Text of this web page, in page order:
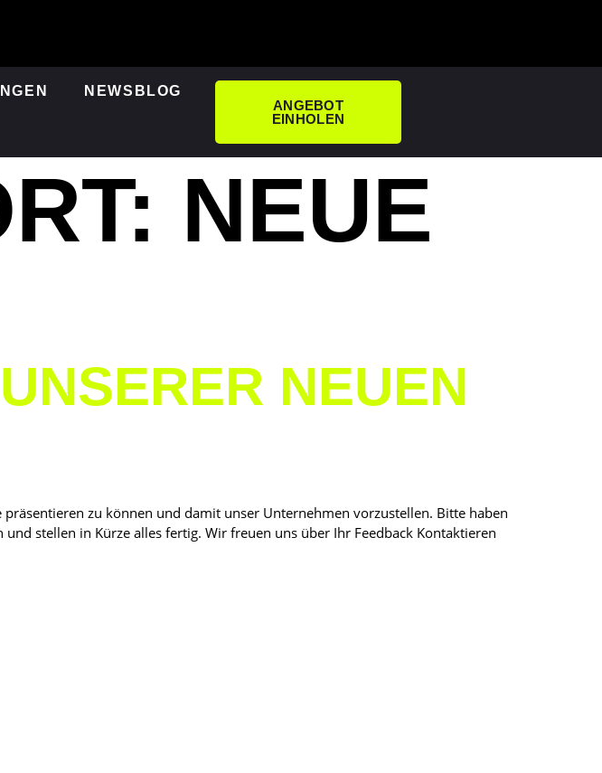
NEWSBLOG
ANGEBOT
EINHOLEN
NEUE
NEUEN
zu können und damit unser Unternehmen vorzustellen. Bitte haben
stellen in Kürze alles fertig. Wir freuen uns über Ihr Feedback Kontaktieren